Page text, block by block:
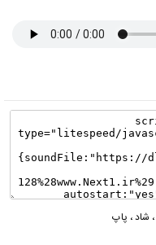
، شاد، پاپ